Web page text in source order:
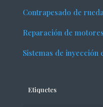
Contrapesado de
Reparación de
Sistemas de inyección
Etiquetes